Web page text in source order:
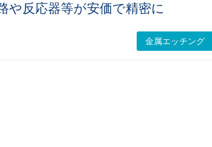
や反応器等が安価で精密に
金属エッチング